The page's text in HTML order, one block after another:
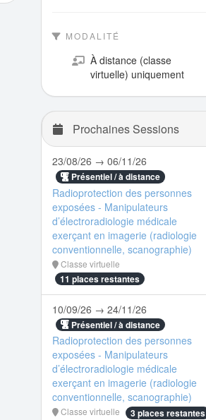
MODALITÉ
À distance (classe
virtuelle) uniquement
Prochaines Sessions
23/08/26 → 06/11/26
Présentiel / à distance
Radioprotection des personnes
exposées - Manipulateurs
d’électroradiologie médicale
exerçant en imagerie (radiologie
conventionnelle, scanographie)
Classe virtuelle
11 places restantes
10/09/26 → 24/11/26
Présentiel / à distance
Radioprotection des personnes
exposées - Manipulateurs
d’électroradiologie médicale
exerçant en imagerie (radiologie
conventionnelle, scanographie)
Classe virtuelle 3 places restantes